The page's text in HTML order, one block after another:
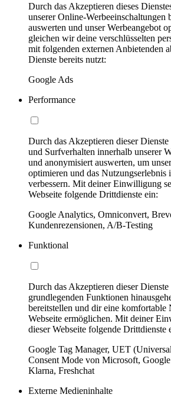
Durch das Akzeptieren dieses
unserer Online-Werbeeinschaltungen
auswerten und unser Werbeangebot
gleichen wir deine verschlüsselten
mit folgenden externen Anbietenden
Dienste bereits nutzt:
Google Ads
Performance
Durch das Akzeptieren dieser
und Surfverhalten innerhalb unserer
und anonymisiert auswerten, um
optimieren und das Nutzungserlebnis
verbessern. Mit deiner Einwilligung
Webseite folgende Drittdienste ein:
Google Analytics, Omniconvert,
Kundenrezensionen, A/B-Testing
Funktional
Durch das Akzeptieren dieser
grundlegenden Funktionen
bereitstellen und dir eine komfortable
Webseite ermöglichen. Mit deiner
dieser Webseite folgende Drittdienste
Google Tag Manager, UET
Consent Mode von Microsoft,
Klarna, Freshchat
Externe Medieninhalte